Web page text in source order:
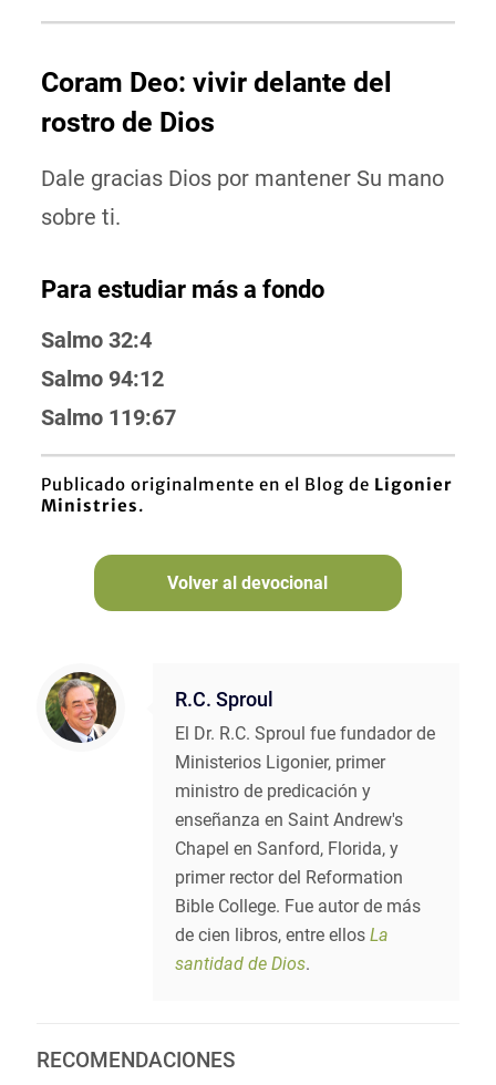
Coram Deo: vivir delante del
rostro de Dios
Dale gracias Dios por mantener Su mano
sobre ti.
Para estudiar más a fondo
Salmo 32:4
Salmo 94:12
Salmo 119:67
Publicado originalmente en el Blog de Ligonier
Ministries.
Volver al devocional
R.C. Sproul
El Dr. R.C. Sproul fue fundador de
Ministerios Ligonier, primer
ministro de predicación y
enseñanza en Saint Andrew's
Chapel en Sanford, Florida, y
primer rector del Reformation
Bible College. Fue autor de más
de cien libros, entre ellos La
santidad de Dios.
RECOMENDACIONES